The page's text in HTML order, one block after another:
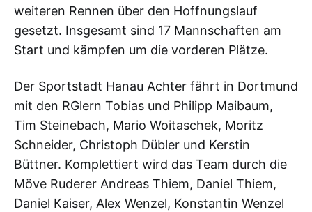
weiteren Rennen über den Hoffnungslauf
gesetzt. Insgesamt sind 17 Mannschaften am
Start und kämpfen um die vorderen Plätze.
Der Sportstadt Hanau Achter fährt in Dortmund
mit den RGlern Tobias und Philipp Maibaum,
Tim Steinebach, Mario Woitaschek, Moritz
Schneider, Christoph Dübler und Kerstin
Büttner. Komplettiert wird das Team durch die
Möve Ruderer Andreas Thiem, Daniel Thiem,
Daniel Kaiser, Alex Wenzel, Konstantin Wenzel